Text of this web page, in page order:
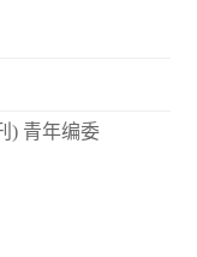
) 青年编委